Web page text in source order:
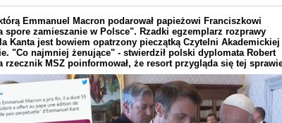
Emmanuel Macron podarował papieżowi Franciszkowi
spore zamieszanie w Polsce". Rzadki egzemplarz rozprawy
Kanta jest bowiem opatrzony pieczątką Czytelni Akademickiej
"Co najmniej żenujące" - stwierdził polski dyplomata Robert
rzecznik MSZ poinformował, że resort przygląda się tej